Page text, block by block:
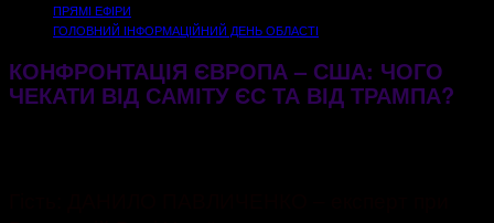
ПРЯМІ ЕФІРИ
ГОЛОВНИЙ ІНФОРМАЦІЙНИЙ ДЕНЬ ОБЛАСТІ
КОНФРОНТАЦІЯ ЄВРОПА – США: ЧОГО
ЧЕКАТИ ВІД САМІТУ ЄС ТА ВІД ТРАМПА?